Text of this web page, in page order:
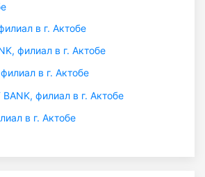
в г. Актобе
филиал в г. Актобе
в г. Актобе
BANK, филиал в г. Актобе
в г. Актобе